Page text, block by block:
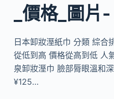
_價格_圖片
日本卸妝溼紙巾 分類 綜合
從低到高 價格從高到低 人
泉卸妝溼巾 臉部脣眼溫和
¥125…